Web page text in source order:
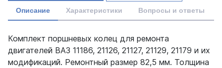
Описание Характеристики Вопросы и ответы
Комплект поршневых колец для ремонта
двигателей ВАЗ 11186, 21126, 21127, 21129, 21179 и их
модификаций. Ремонтный размер 82,5 мм. Толщина